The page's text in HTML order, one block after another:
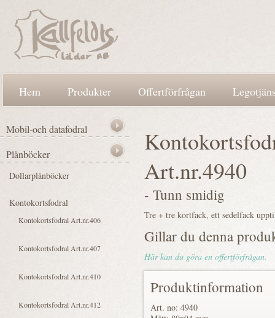
Hem Produkter Offertförfrågan
Art.nr.4940
- Tunn smidig
Tre + tre kortfack, ett sedelfack
Gillar du denna
Här kan du göra en offertförfrågan.
Produktinformation
Art. no: 4940